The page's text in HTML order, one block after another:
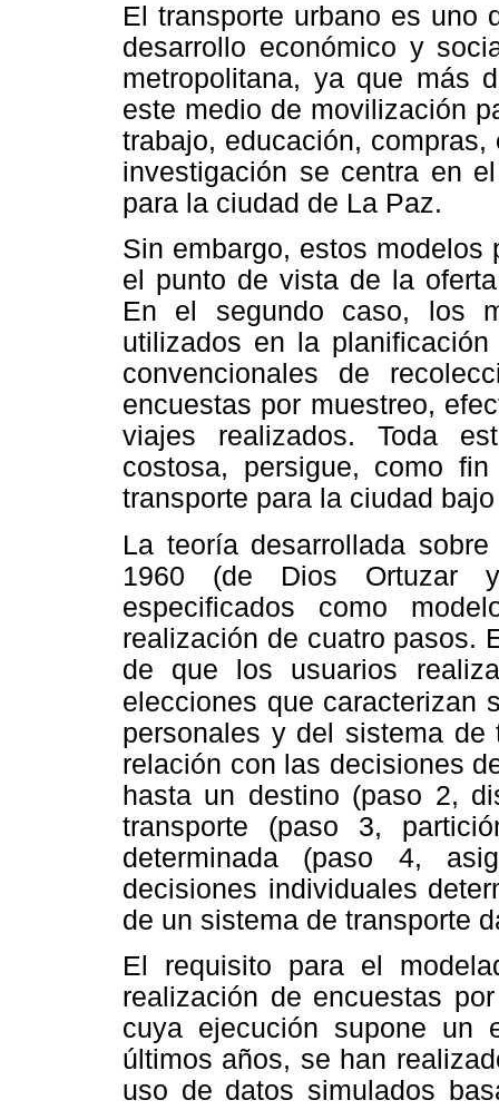
El transporte urbano es uno
desarrollo económico y
metropolitana, ya que más
este medio de movilización
trabajo, educación,
investigación se centra en
para la ciudad de La Paz.
Sin embargo, estos modelos
el punto de vista de la
En el segundo caso, los
utilizados en la
convencionales de
encuestas por muestreo,
viajes realizados. Toda
costosa, persigue, como
transporte para la ciudad
La teoría desarrollada
1960 (de Dios Ortuzar y
especificados como
realización de cuatro pasos.
de que los usuarios
elecciones que caracterizan
personales y del sistema
relación con las decisiones
hasta un destino (paso 2,
transporte (paso 3,
determinada (paso 4,
decisiones individuales
de un sistema de transporte
El requisito para el
realización de encuestas
cuya ejecución supone un
últimos años, se han
uso de datos simulados